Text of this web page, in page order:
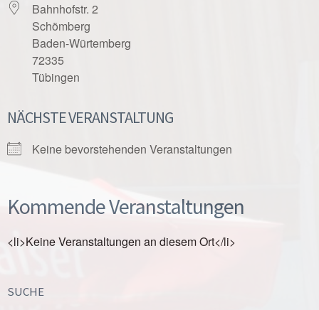
Bahnhofstr. 2
Schömberg
Baden-Würtemberg
72335
Tübingen
NÄCHSTE VERANSTALTUNG
Keine bevorstehenden Veranstaltungen
Kommende Veranstaltungen
<li>Keine Veranstaltungen an diesem Ort</li>
SUCHE